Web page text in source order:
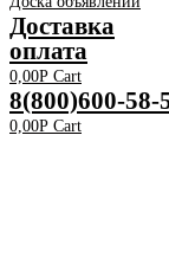
Доставка
оплата
0,00Р Cart
8(800)600-58-
0,00Р Cart